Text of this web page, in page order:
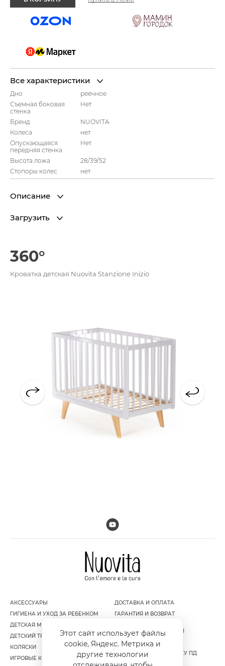
Все характеристики
Дно
реечное
Съемная боковая
стенка
Нет
Бренд
NUOVITA
Колеса
нет
Опускающаяся
передняя стенка
Нет
Высота ложа
28/39/52
Стопоры колес
нет
Описание
Загрузить
360°
Кроватка детская Nuovita Stanzione Inizio
АКСЕССУАРЫ
ГИГИЕНА И УХОД ЗА РЕБЕНКОМ
ДЕТСКАЯ МЕБЕЛЬ
ДЕТСКИЙ ТРАНСПОРТ
КОЛЯСКИ
ИГРОВЫЕ КОМПЛЕКСЫ
ДОСТАВКА И ОПЛАТА
ГАРАНТИЯ И ВОЗВРАТ
КОНФИДЕНЦИАЛЬНОСТИ
ПУБЛИЧНАЯ ОФЕРТА
СОГЛАСИЕ НА ОБРАБОТКУ ПД
Этот сайт использует файлы
cookie, Яндекс. Метрика и
другие технологии